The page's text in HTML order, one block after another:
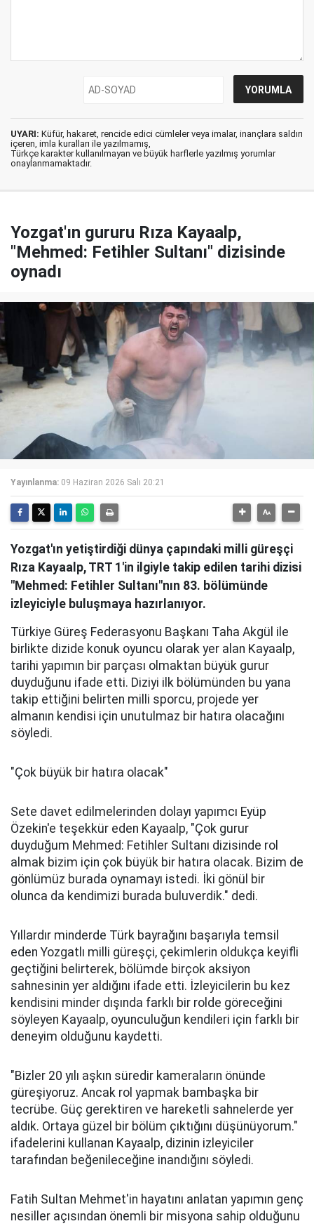
UYARI: Küfür, hakaret, rencide edici cümleler veya imalar, inançlara saldırı
içeren, imla kuralları ile yazılmamış,
Türkçe karakter kullanılmayan ve büyük harflerle yazılmış yorumlar
onaylanmamaktadır.
Yozgat'ın gururu Rıza Kayaalp,
"Mehmed: Fetihler Sultanı" dizisinde
oynadı
Yayınlanma: 09 Haziran 2026 Salı 20:21
Yozgat'ın yetiştirdiği dünya çapındaki milli güreşçi
Rıza Kayaalp, TRT 1'in ilgiyle takip edilen tarihi dizisi
"Mehmed: Fetihler Sultanı"nın 83. bölümünde
izleyiciyle buluşmaya hazırlanıyor.
Türkiye Güreş Federasyonu Başkanı Taha Akgül ile
birlikte dizide konuk oyuncu olarak yer alan Kayaalp,
tarihi yapımın bir parçası olmaktan büyük gurur
duyduğunu ifade etti. Diziyi ilk bölümünden bu yana
takip ettiğini belirten milli sporcu, projede yer
almanın kendisi için unutulmaz bir hatıra olacağını
söyledi.
"Çok büyük bir hatıra olacak"
Sete davet edilmelerinden dolayı yapımcı Eyüp
Özekin'e teşekkür eden Kayaalp, "Çok gurur
duyduğum Mehmed: Fetihler Sultanı dizisinde rol
almak bizim için çok büyük bir hatıra olacak. Bizim de
gönlümüz burada oynamayı istedi. İki gönül bir
olunca da kendimizi burada buluverdik." dedi.
Yıllardır minderde Türk bayrağını başarıyla temsil
eden Yozgatlı milli güreşçi, çekimlerin oldukça keyifli
geçtiğini belirterek, bölümde birçok aksiyon
sahnesinin yer aldığını ifade etti. İzleyicilerin bu kez
kendisini minder dışında farklı bir rolde göreceğini
söyleyen Kayaalp, oyunculuğun kendileri için farklı bir
deneyim olduğunu kaydetti.
"Bizler 20 yılı aşkın süredir kameraların önünde
güreşiyoruz. Ancak rol yapmak bambaşka bir
tecrübe. Güç gerektiren ve hareketli sahnelerde yer
aldık. Ortaya güzel bir bölüm çıktığını düşünüyorum."
ifadelerini kullanan Kayaalp, dizinin izleyiciler
tarafından beğenileceğine inandığını söyledi.
Fatih Sultan Mehmet'in hayatını anlatan yapımın genç
nesiller açısından önemli bir misyona sahip olduğunu